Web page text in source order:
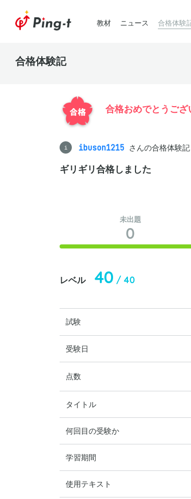
教材 ニュース 合格体験
合格体験記
合格おめでとうござ
i ibuson1215 さんの合格体験記
ギリギリ合格しました
未出題
0
レベル 40 / 40
試験
受験日
点数
タイトル
何回目の受験か
学習期間
使用テキスト